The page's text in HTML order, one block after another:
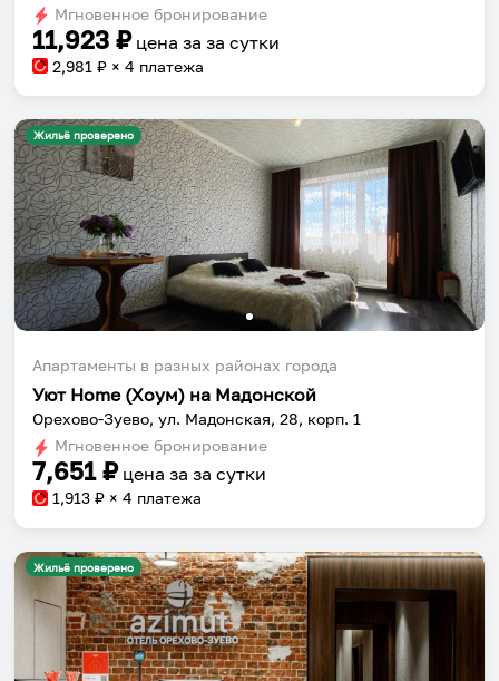
for
changing
Мгновенное бронирование
11,923 ₽ цена за за сутки
2,981 ₽ × 4 платежа
Жильё проверено
Апартаменты в разных районах города
Уют Home (Хоум) на Мадонской
Орехово-Зуево, ул. Мадонская, 28, корп. 1
Мгновенное бронирование
7,651₽ цена за за сутки
1,913 ₽ × 4 платежа
Жильё проверено